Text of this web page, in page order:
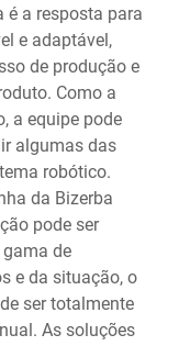
é a resposta para
e adaptável,
de produção e
Como a
a equipe pode
algumas das
robótico.
da Bizerba
pode ser
de
e da situação, o
ser totalmente
As soluções